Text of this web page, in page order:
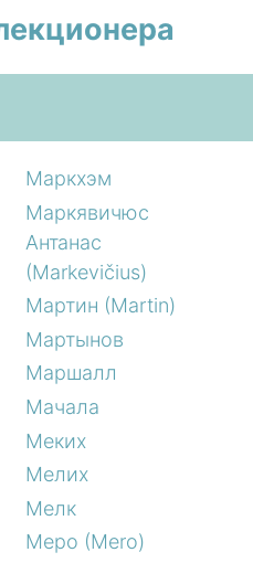
Маркхэм
Маркявичюс
Антанас
(Markevičius)
Мартин (Martin)
Мартынов
Маршалл
Мачала
Меких
Мелих
Мелк
Меро (Mero)